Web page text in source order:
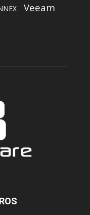
Veeam